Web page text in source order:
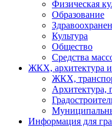
Физическая
Образование
Культура
Общество
Средства
ЖКХ, архитектура и
ЖКХ,
Архитектура,
Информация для